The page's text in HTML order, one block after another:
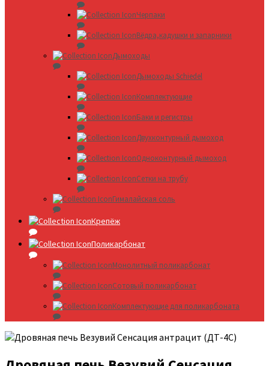
Черпаки
Вёдра,кадушки и запарники
Дымоходы
Дымоходы Schiedel
Комплектующие
Баки и регистры
Двухконтурный дымоход
Одноконтурный дымоход
Сетки на трубу
Гималайская соль
Крепёж
Поликарбонат
Монолитный поликарбонат
Сотовый поликарбонат
Комплектующие для поликарбоната